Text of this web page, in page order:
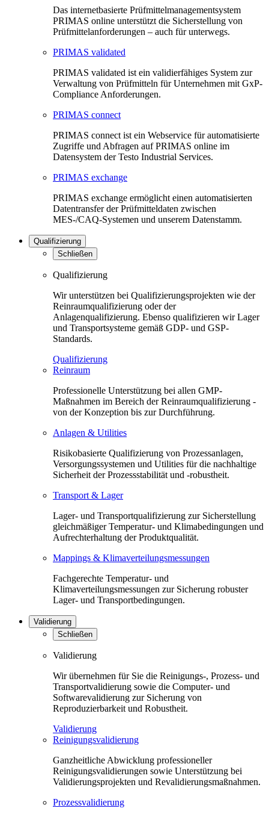
Das internetbasierte Prüfmittelmanagementsystem
PRIMAS online unterstützt die Sicherstellung von
Prüfmittelanforderungen – auch für unterwegs.
PRIMAS validated
PRIMAS validated ist ein validierfähiges System zur
Verwaltung von Prüfmitteln für Unternehmen mit GxP-
Compliance Anforderungen.
PRIMAS connect
PRIMAS connect ist ein Webservice für automatisierte
Zugriffe und Abfragen auf PRIMAS online im
Datensystem der Testo Industrial Services.
PRIMAS exchange
PRIMAS exchange ermöglicht einen automatisierten
Datentransfer der Prüfmitteldaten zwischen
MES-/CAQ-Systemen und unserem Datenstamm.
Qualifizierung
Schließen
Qualifizierung
Wir unterstützen bei Qualifizierungsprojekten wie der
Reinraumqualifizierung oder der
Anlagenqualifizierung. Ebenso qualifizieren wir Lager
und Transportsysteme gemäß GDP- und GSP-
Standards.
Qualifizierung
Reinraum
Professionelle Unterstützung bei allen GMP-
Maßnahmen im Bereich der Reinraumqualifizierung -
von der Konzeption bis zur Durchführung.
Anlagen & Utilities
Risikobasierte Qualifizierung von Prozessanlagen,
Versorgungssystemen und Utilities für die nachhaltige
Sicherheit der Prozessstabilität und -robustheit.
Transport & Lager
Lager- und Transportqualifizierung zur Sicherstellung
gleichmäßiger Temperatur- und Klimabedingungen und
Aufrechterhaltung der Produktqualität.
Mappings & Klimaverteilungsmessungen
Fachgerechte Temperatur- und
Klimaverteilungsmessungen zur Sicherung robuster
Lager- und Transportbedingungen.
Validierung
Schließen
Validierung
Wir übernehmen für Sie die Reinigungs-, Prozess- und
Transportvalidierung sowie die Computer- und
Softwarevalidierung zur Sicherung von
Reproduzierbarkeit und Robustheit.
Validierung
Reinigungsvalidierung
Ganzheitliche Abwicklung professioneller
Reinigungsvalidierungen sowie Unterstützung bei
Validierungsprojekten und Revalidierungsmaßnahmen.
Prozessvalidierung